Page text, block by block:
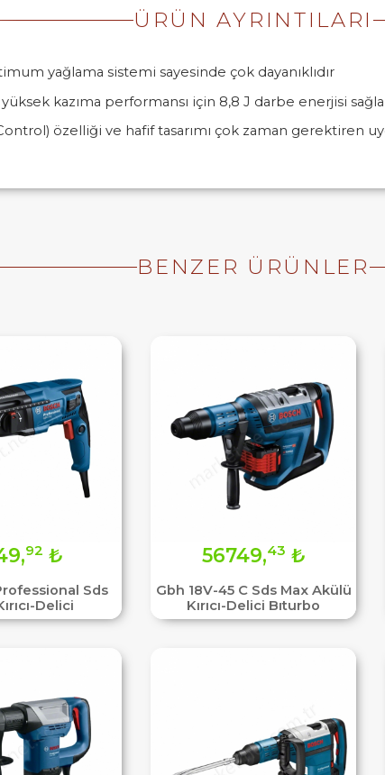
ÜRÜN AYRINTILARI
yağlama sistemi sayesinde çok dayanıklıdır
kazıma performansı için 8,8 J darbe enerjisi
özelliği ve hafif tasarımı çok zaman gerektiren
BENZER ÜRÜNLER
Sds
Delici
92 ₺
Gbh 18V-45 C Sds Max Akülü
Kırıcı-Delici Bıturbo
56749,43 ₺